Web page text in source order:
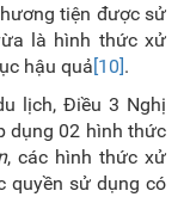
tiện được sử
là hình thức xử
hậu quả[10].
lịch, Điều 3 Nghị
dụng 02 hình thức
, các hình thức xử
quyền sử dụng có